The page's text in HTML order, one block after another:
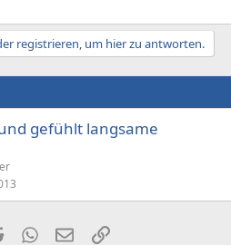
registrieren, um hier zu antworten.
gefühlt langsame
RedditWhatsApp
E-MailLink